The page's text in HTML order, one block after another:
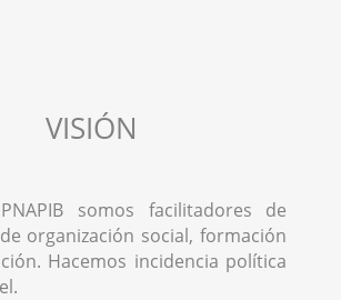
VISIÓN
somos facilitadores de
organización social, formación
Hacemos incidencia política